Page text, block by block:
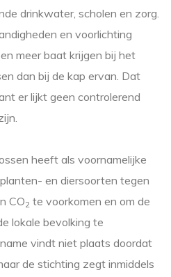
drinkwater, scholen en zorg.
en voorlichting
meer baat krijgen bij het
dan bij de kap ervan. Dat
er lijkt geen controlerend
heeft als voornamelijke
en diersoorten tegen
CO2 te voorkomen en om de
lokale bevolking te
vindt niet plaats doordat
de stichting zegt inmiddels